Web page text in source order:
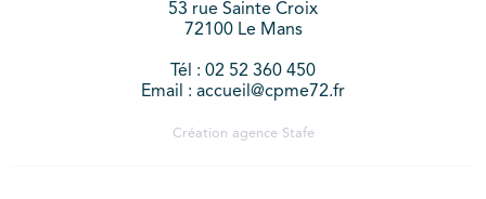
53 rue Sainte Croix
72100 Le Mans
Tél : 02 52 360 450
Email : accueil@cpme72.fr
Création agence Stafe